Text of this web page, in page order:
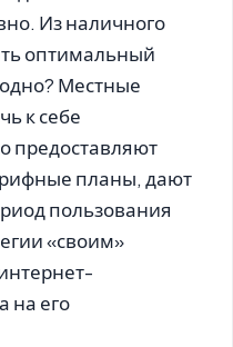
Из наличного
оптимальный
Местные
к себе
предоставляют
планы, дают
пользования
«своим»
на его